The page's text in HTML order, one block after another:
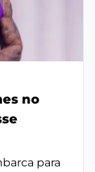
no
para